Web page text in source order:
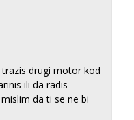
drugi motor kod
ili da radis
da ti se ne bi